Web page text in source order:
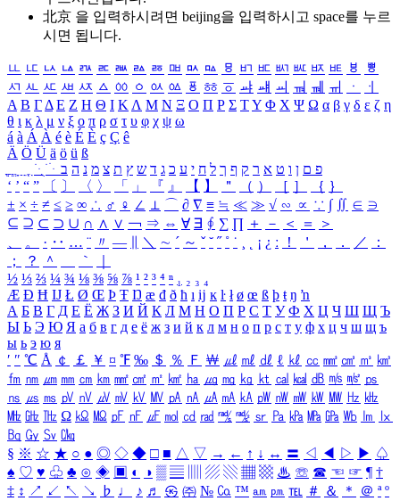
北京 을 입력하시려면 beijing을 입력하시고 space를 누르
시면 됩니다.
ㅥ ㅦ ㅧ ㅨ ㅩ ㅪ ㅫ ㅬ ㅭ ㅮ ㅯ ㅰ ㅱ ㅲ ㅳ ㅴ ㅵ ㅶ ㅷ ㅸ
ㅹ
ㅺ ㅻ ㅼ ㅽ ㅾ ㅿ ㆀ ㆁ ㆂ ㆃ ㆄ ㆅ ㆆ ㆇ ㆈ ㆉ ㆊ ㆋ ㆌ ㆍ
ㆎ
Α Β ΓΔ Ε Ζ Η Θ Ι ΚΛ Μ Ν Ξ Ο Π Ρ Σ ΤΥ Φ Χ Ψ Ω α β γ δ ε ζ η
θ ι κ λ μ ν ξ ο π ρ σ τ υ φ χ ψ ω
á à Á À é è É È ç Ç ê
Ä Ö Ü ä ö ü ß
ִֶֹ ֻּ ׁׂ פ ם ן ו ט א ר ק ף ך ל ח י ע כ ג ד ש ץ ת צ מ נ ה ב
‘ ’ “ ” 〔 〕 〈 〉 「 」 『 』 【 】 ＂ （ ） ［ ］ ｛ ｝
± × ÷ ≠ ≤ ≥ ∞ ∴ ♂ ♀ ∠ ⊥ ⌒ ∂ ∇ ≡ ≒ ≪ ≫ √ ∽ ∝ ∵ ∫ ∬ ∈ ∋
⊆ ⊇ ⊂ ⊃ ∪ ∩ ∧ ∨ ￢ ⇒ ⇔ ∀ ∃ ∮ ∑ ∏ ＋ － ＜ ＝
＞
、
。 · ‥ … ¨ 〃 ― ＼ ∼ ´ ～ ˇ ˘ ˝ ˚ ˙ ¸ ¡ ¿ ː ！ ＇ ， ． ／
：
；
？ ＾ ｀
½ ⅓ ⅔ ¼ ¾ ⅛ ⅜ ⅝ ⅞ ¹ ² ³ ⁴ ⁿ ₁ ₂ ₃ ₄
Æ Ð Ħ Ĳ Ł Ø Œ Þ Ŧ Ŋ æ đ ð ħ ı ĳ ĸ ŀ ł ø œ ß þ ŧ ŋ ŉ
А Б В Г Д Е Ё Ж З И Й К Л М Н О П Р С Т У Ф Х Ц Ч Ш Щ Ъ
Ы Ь Э Ю Я а б в г д е ё ж з и й к л м н о п р с т у ф х ц ч ш щ ъ
ы ь э ю я
′ ″ ℃ Å ￠ ￡ ￥ ¤ ℉ ‰ ＄ ％ Ｆ ￦ ㎕ ㎖ ㎗ ℓ ㎘ ㏄ ㎣ ㎤ ㎥ ㎦
㎙ ㎚ ㎛ ㎜ ㎝ ㎞ ㎟ ㎠ ㎡ ㎢ ㏊ ㎍ ㎎ ㎏ ㏏ ㎈ ㎉ ㏈ ㎧ ㎨ ㎰
㎱ ㎲ ㎳ ㎴ ㎵ ㎶ ㎷ ㎸ ㎹ ㎀ ㎁ ㎂ ㎃ ㎄ ㎺ ㎻ ㎽ ㎾ ㎿ ㎐ ㎑
㎒ ㎓ ㎔ Ω ㏀ ㏁ ㎊ ㎋ ㎌ ㏖ ㏅ ㎭ ㎮ ㎯ ㏛ ㎩ ㎪ ㎫ ㎬ ㏝ ㏐
㏓
㏃ ㏉ ㏜ ㏆
§ ※ ☆ ★ ○ ● ◎ ◇ ◆ □ ■ △ ▽ → ← ↑ ↓ ↔ 〓 ◁ ◀ ▷ ▶ ♤
♠ ♡ ♥ ♧ ♣ ⊙ ◈ ▣ ◐ ◑ ▒ ▤ ▨ ▧ ▦ ▩ ♨ ☏ ☎ ☜ ☞ ¶ †
‡ ↕ ↗ ↙ ↖ ↘ ♭ ♩ ♪ ♬ ㉿ ㈜ № ㏇ ™ ㏂ ㏘ ℡ ＃ ＆ ＊ ＠ ª º